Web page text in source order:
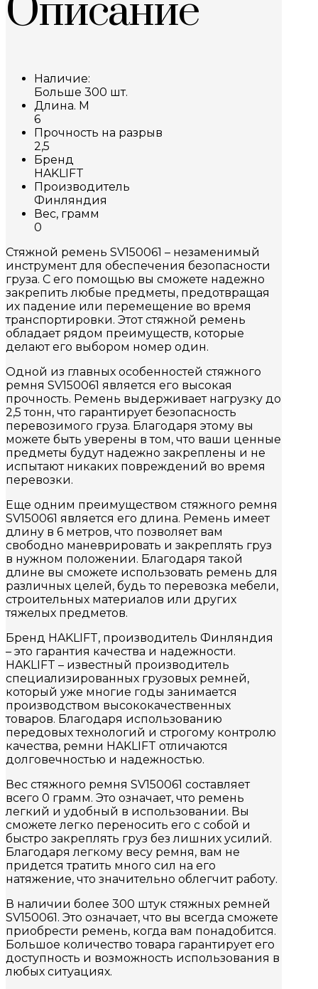
Описание
Наличие:
Больше 300 шт.
Длина. М
6
Прочность на разрыв
2,5
Бренд
HAKLIFT
Производитель
Финляндия
Вес, грамм
0
Стяжной ремень SV150061 – незаменимый
инструмент для обеспечения безопасности
груза. С его помощью вы сможете надежно
закрепить любые предметы, предотвращая
их падение или перемещение во время
транспортировки. Этот стяжной ремень
обладает рядом преимуществ, которые
делают его выбором номер один.
Одной из главных особенностей стяжного
ремня SV150061 является его высокая
прочность. Ремень выдерживает нагрузку до
2,5 тонн, что гарантирует безопасность
перевозимого груза. Благодаря этому вы
можете быть уверены в том, что ваши ценные
предметы будут надежно закреплены и не
испытают никаких повреждений во время
перевозки.
Еще одним преимуществом стяжного ремня
SV150061 является его длина. Ремень имеет
длину в 6 метров, что позволяет вам
свободно маневрировать и закреплять груз
в нужном положении. Благодаря такой
длине вы сможете использовать ремень для
различных целей, будь то перевозка мебели,
строительных материалов или других
тяжелых предметов.
Бренд HAKLIFT, производитель Финляндия
– это гарантия качества и надежности.
HAKLIFT – известный производитель
специализированных грузовых ремней,
который уже многие годы занимается
производством высококачественных
товаров. Благодаря использованию
передовых технологий и строгому контролю
качества, ремни HAKLIFT отличаются
долговечностью и надежностью.
Вес стяжного ремня SV150061 составляет
всего 0 грамм. Это означает, что ремень
легкий и удобный в использовании. Вы
сможете легко переносить его с собой и
быстро закреплять груз без лишних усилий.
Благодаря легкому весу ремня, вам не
придется тратить много сил на его
натяжение, что значительно облегчит работу.
В наличии более 300 штук стяжных ремней
SV150061. Это означает, что вы всегда сможете
приобрести ремень, когда вам понадобится.
Большое количество товара гарантирует его
доступность и возможность использования в
любых ситуациях.